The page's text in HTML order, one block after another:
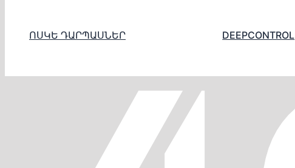
ՈՍԿԵ ԴԱՐՊԱՍՆԵՐ DEEPCONTROL